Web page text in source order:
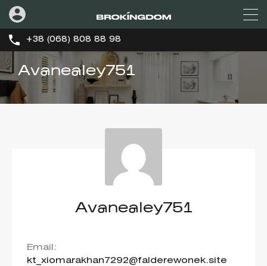
+38 (068) 808 88 98
Avanealey751
Avanealey751
Email:
kt_xiomarakhan7292@falderewonek.site